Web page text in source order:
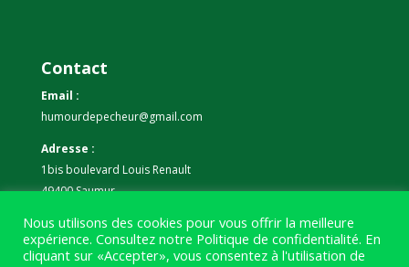
Contact
Email :
humourdepecheur@gmail.com
Adresse :
1bis boulevard Louis Renault
49400 Saumur
Téléphone :
07 59 61 06 63
Nous utilisons des cookies pour vous offrir la meilleure
expérience. Consultez notre Politique de confidentialité. En
cliquant sur «Accepter», vous consentez à l'utilisation de